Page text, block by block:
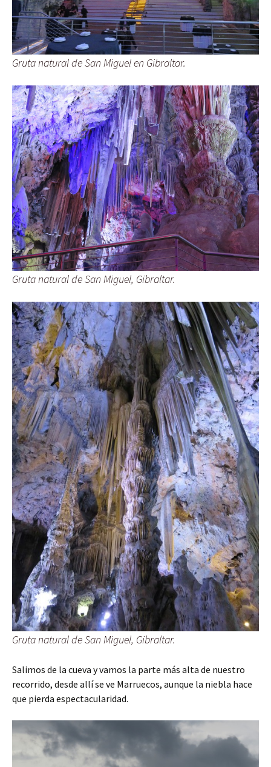
Gruta natural de San Miguel en Gibraltar.
Gruta natural de San Miguel, Gibraltar.
Gruta natural de San Miguel, Gibraltar.
Salimos de la cueva y vamos la parte más alta de nuestro
recorrido, desde allí se ve Marruecos, aunque la niebla hace
que pierda espectacularidad.